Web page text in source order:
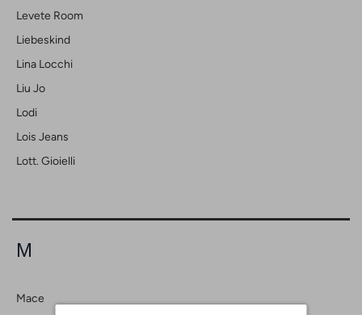
Levete Room
Liebeskind
Lina Locchi
Liu Jo
Lodi
Lois Jeans
Lott. Gioielli
M
Mace